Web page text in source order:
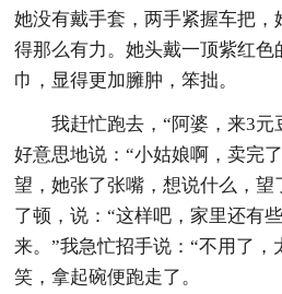
她没有戴手套，两手紧握车把，
得那么有力。她头戴一顶紫红色
巾，显得更加臃肿，笨拙。
我赶忙跑去，“阿婆，来3
好意思地说：“小姑娘啊，卖完
望，她张了张嘴，想说什么，望
了顿，说：“这样吧，家里还有
来。”我急忙招手说：“不用了，
笑，拿起碗便跑走了。